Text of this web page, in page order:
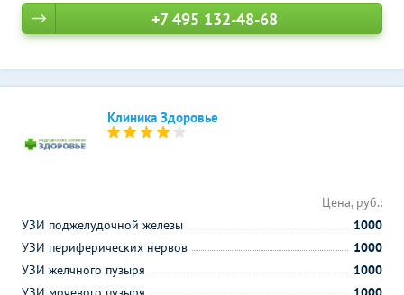
+7 495 132-48-68
Клиника Здоровье
Цена, руб.:
УЗИ поджелудочной железы
1000
УЗИ периферических нервов
1000
УЗИ желчного пузыря
1000